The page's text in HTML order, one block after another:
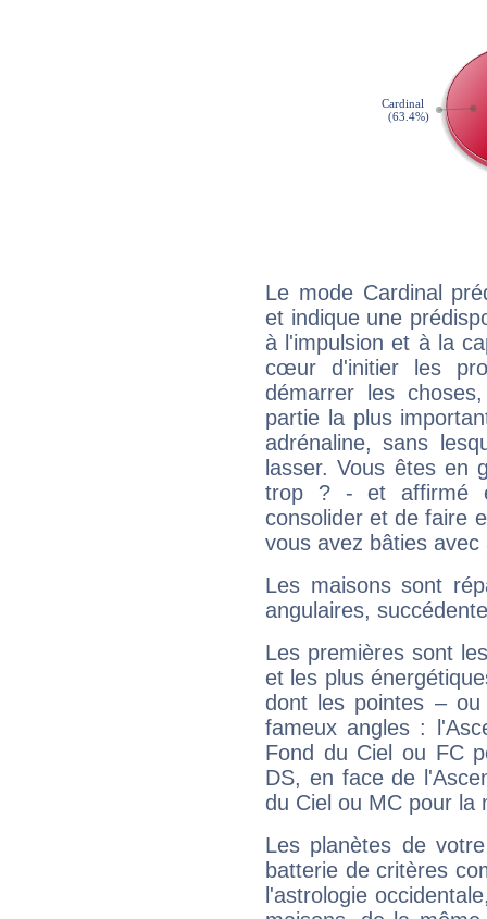
Le mode Cardinal
et indique une
à l'impulsion et à la
cœur d'initier les
démarrer les
partie la plus
adrénaline, sans
lasser. Vous êtes en
trop ? - et affirmé
consolider et de faire
vous avez bâties avec
Les maisons sont
angulaires,
Les premières sont
et les plus
dont les pointes –
fameux angles :
Fond du Ciel ou FC
DS, en face de
du Ciel ou MC pour la
Les planètes de
batterie de critères
l'astrologie